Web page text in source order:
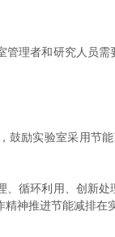
者和研究人员需
励实验室采用节能
环利用、创新处
神推进节能减排在